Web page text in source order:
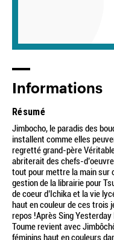
Informations
Résumé
Jimbocho, le paradis des
installent comme elles
regretté grand-père
abriterait des chefs-
tout pour mettre la main
gestion de la librairie pour
de coeur d’Ichika et la vie
haut en couleur de ces trois
repos !Après Sing
Toume revient avec
féminins haut en couleurs